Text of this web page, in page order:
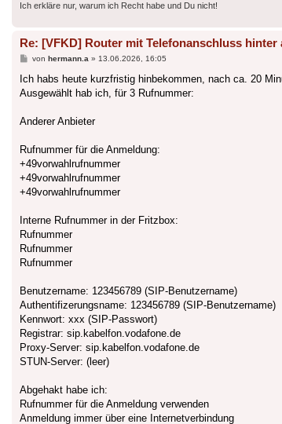
Ich erkläre nur, warum ich Recht habe und Du nicht!
Re: [VFKD] Router mit Telefonanschluss hinter
Beitrag
von hermann.a » 13.06.2026, 16:05
Ich habs heute kurzfristig hinbekommen, nach ca. 20
Ausgewählt hab ich, für 3 Rufnummer:
Anderer Anbieter
Rufnummer für die Anmeldung:
+49vorwahlrufnummer
+49vorwahlrufnummer
+49vorwahlrufnummer
Interne Rufnummer in der Fritzbox:
Rufnummer
Rufnummer
Rufnummer
Benutzername: 123456789 (SIP-Benutzername)
Authentifizerungsname: 123456789 (SIP-Benutzername)
Kennwort: xxx (SIP-Passwort)
Registrar: sip.kabelfon.vodafone.de
Proxy-Server: sip.kabelfon.vodafone.de
STUN-Server: (leer)
Abgehakt habe ich:
Rufnummer für die Anmeldung verwenden
Anmeldung immer über eine Internetverbindung